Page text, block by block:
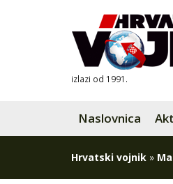
izlazi od 1991.
Naslovnica
Hrvatski vojnik »